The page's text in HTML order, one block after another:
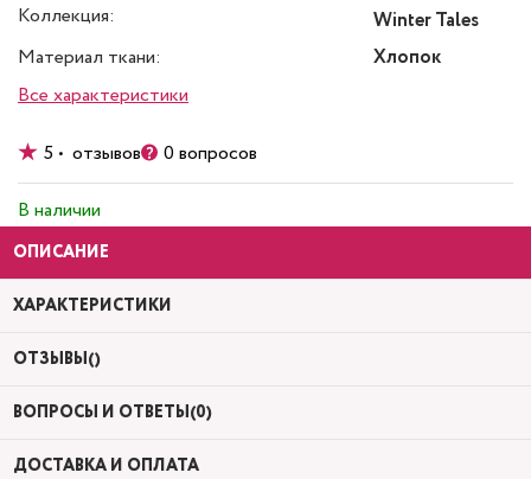
Коллекция:
Winter Tales
Материал ткани:
Хлопок
Все характеристики
5 • отзывов 0 вопросов
В наличии
ОПИСАНИЕ
ХАРАКТЕРИСТИКИ
ОТЗЫВЫ()
ВОПРОСЫ И ОТВЕТЫ(0)
ДОСТАВКА И ОПЛАТА